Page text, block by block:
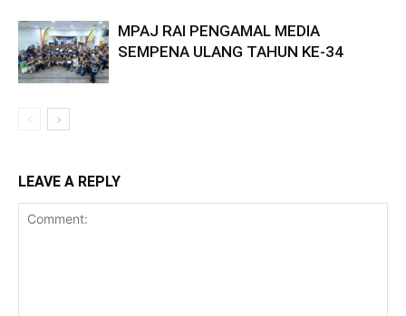
MPAJ RAI PENGAMAL MEDIA
SEMPENA ULANG TAHUN KE-34
LEAVE A REPLY